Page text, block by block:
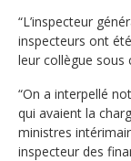
“L’inspecteur
inspecteurs ont
leur collègue sous
“On a interpellé
qui avaient la
ministres
inspecteur des